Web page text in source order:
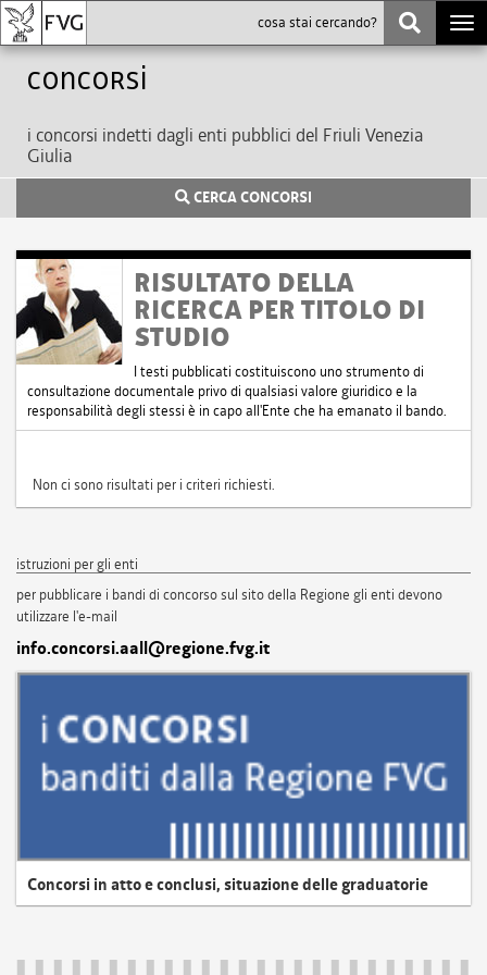
Concorsi
i concorsi indetti dagli enti pubblici del Friuli Venezia
Giulia
CERCA CONCORSI
RISULTATO DELLA
RICERCA PER TITOLO DI
STUDIO
I testi pubblicati costituiscono uno strumento di
consultazione documentale privo di qualsiasi valore giuridico e la
responsabilità degli stessi è in capo all'Ente che ha emanato il bando.
Non ci sono risultati per i criteri richiesti.
istruzioni per gli enti
per pubblicare i bandi di concorso sul sito della Regione gli enti devono
utilizzare l'e-mail
info.concorsi.aall@regione.fvg.it
Concorsi in atto e conclusi, situazione delle graduatorie